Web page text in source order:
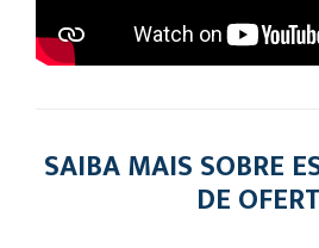
SAIBA MAIS SOBRE
DE